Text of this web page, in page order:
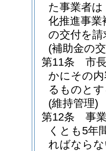
た事業者
化推進事業
の交付を
(補助金の
第11条
市
かにその
るものと
(維持管理)
第12条
事
くとも5年
ればなら